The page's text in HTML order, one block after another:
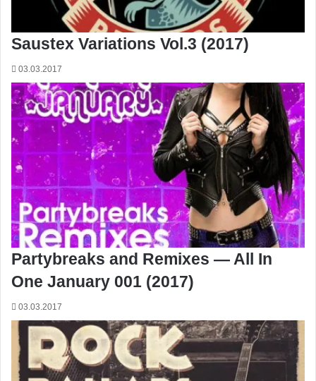
Saustex Variations Vol.3 (2017)
03.03.2017
Partybreaks and Remixes — All In
One January 001 (2017)
03.03.2017